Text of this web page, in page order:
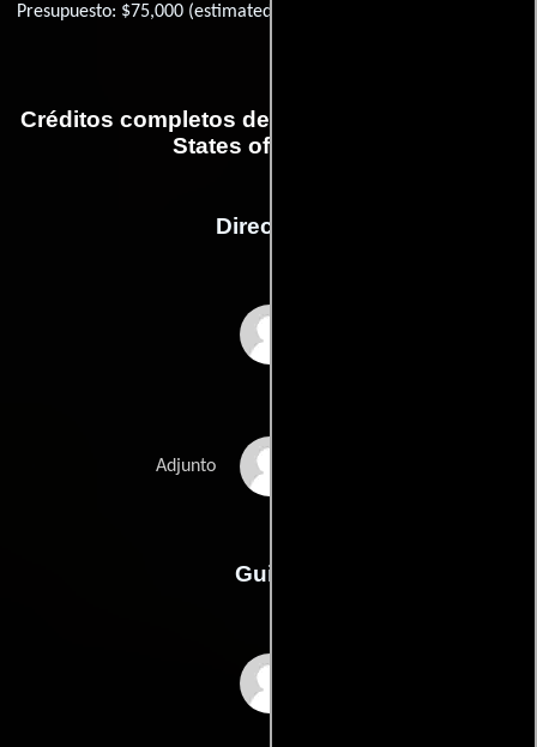
Presupuesto: $75,000 (estimated)
Créditos completos de la película The Violent
States of America
Dirección
Adjunto
Guión